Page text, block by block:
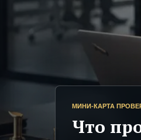
МИНИ-КАРТА
Что